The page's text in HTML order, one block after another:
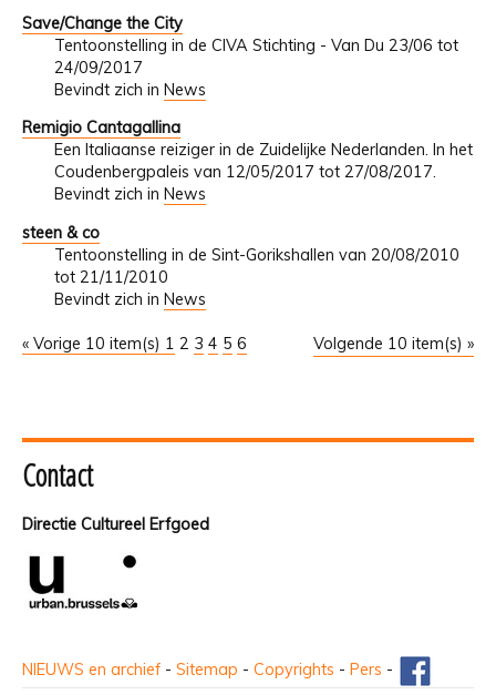
Save/Change the City
Tentoonstelling in de CIVA Stichting - Van Du 23/06 tot
24/09/2017
Bevindt zich in News
Remigio Cantagallina
Een Italiaanse reiziger in de Zuidelijke Nederlanden. In het
Coudenbergpaleis van 12/05/2017 tot 27/08/2017.
Bevindt zich in News
steen & co
Tentoonstelling in de Sint-Gorikshallen van 20/08/2010
tot 21/11/2010
Bevindt zich in News
« Vorige 10 item(s) Volgende 10 item(s) »
1 2 3 4 5 6
Contact
Directie Cultureel Erfgoed
NIEUWS en archief - Sitemap - Copyrights - Pers -